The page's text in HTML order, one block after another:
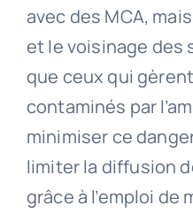
avec des MCA,
et le voisinage des
que ceux qui
contaminés par
minimiser ce
limiter la diffusion
grâce à l’emploi de